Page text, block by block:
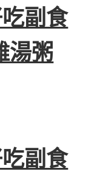
副食
湯粥
副食